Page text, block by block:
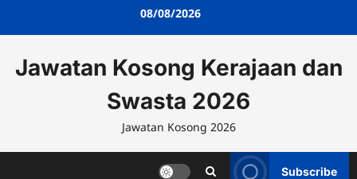
08/08/2026
Jawatan Kosong Kerajaan dan
Swasta 2026
Jawatan Kosong 2026
Subscribe